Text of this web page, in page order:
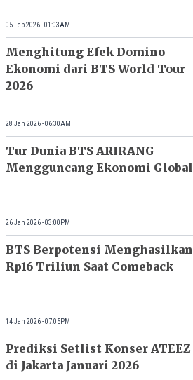
05 Feb 2026 - 01:03AM
Menghitung Efek Domino
Ekonomi dari BTS World Tour
2026
28 Jan 2026 - 06:30AM
Tur Dunia BTS ARIRANG
Mengguncang Ekonomi Global
26 Jan 2026 - 03:00PM
BTS Berpotensi Menghasilkan
Rp16 Triliun Saat Comeback
14 Jan 2026 - 07:05PM
Prediksi Setlist Konser ATEEZ
di Jakarta Januari 2026